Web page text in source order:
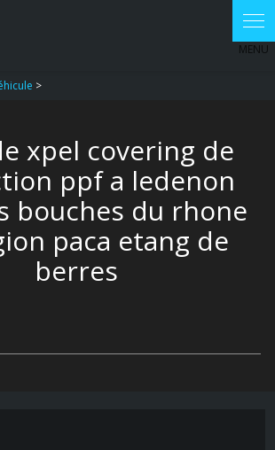
>
xpel covering de
ppf a ledenon
bouches du rhone
paca etang de
berres